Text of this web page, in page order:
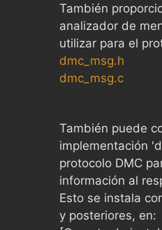
También
analizador de
utilizar para el
dmc_msg.h
dmc_msg.c
También puede
implementación
protocolo DMC
información al
Esto se instala
y posteriores, en: